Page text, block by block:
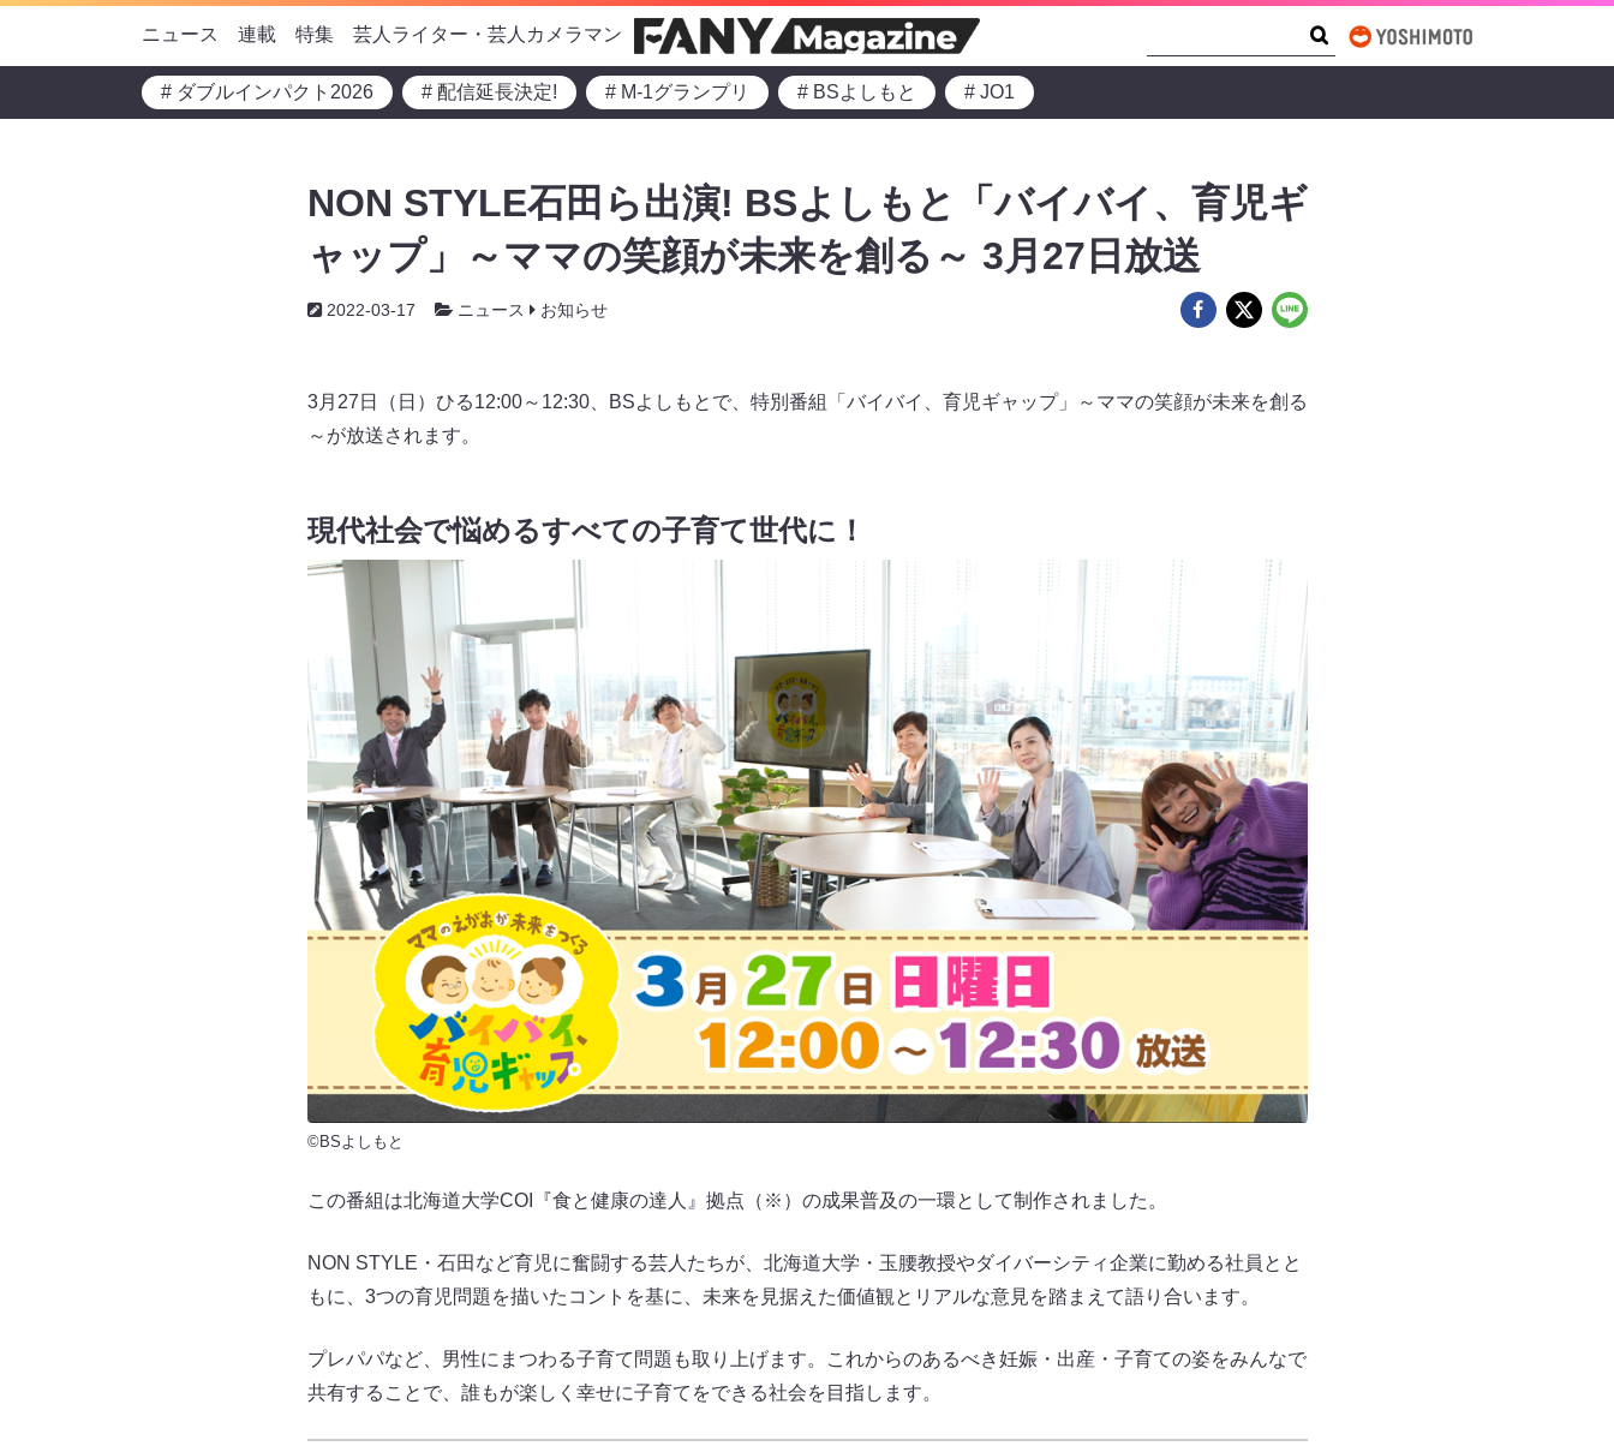
ニュース 連載 特集 芸人ライター・芸人カメラマン
# ダブルインパクト2026 # 配信延長決定! # M-1グランプリ # BSよしもと # JO1
NON STYLE石田ら出演! BSよしもと「バイバイ、育児ギ
ャップ」～ママの笑顔が未来を創る～ 3月27日放送
2022-03-17 ニュース お知らせ
3月27日（日）ひる12:00～12:30、BSよしもとで、特別番組「バイバイ、育児ギャップ」～ママの笑顔が未来を創る
～が放送されます。
現代社会で悩めるすべての子育て世代に！
©BSよしもと
この番組は北海道大学COI『食と健康の達人』拠点（※）の成果普及の一環として制作されました。
NON STYLE・石田など育児に奮闘する芸人たちが、北海道大学・玉腰教授やダイバーシティ企業に勤める社員とと
もに、3つの育児問題を描いたコントを基に、未来を見据えた価値観とリアルな意見を踏まえて語り合います。
プレパパなど、男性にまつわる子育て問題も取り上げます。これからのあるべき妊娠・出産・子育ての姿をみんなで
共有することで、誰もが楽しく幸せに子育てをできる社会を目指します。